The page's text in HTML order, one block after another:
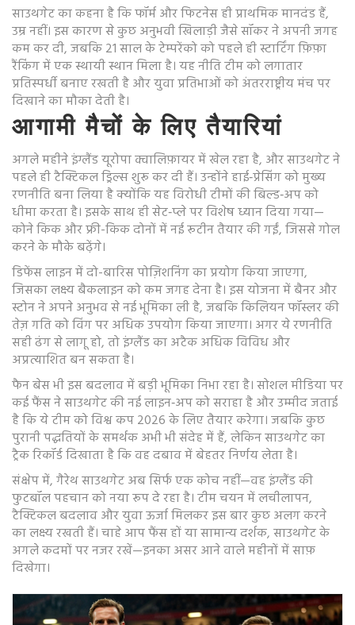
साउथगेट का कहना है कि फॉर्म और फिटनेस ही प्राथमिक मानदंड हैं,
उम्र नहीं। इस कारण से कुछ अनुभवी खिलाड़ी जैसे सॉकर ने अपनी जगह
कम कर दी, जबकि 21 साल के टेम्परेंको को पहले ही स्टार्टिंग फ़िफ़ा
रैंकिंग में एक स्थायी स्थान मिला है। यह नीति टीम को लगातार
प्रतिस्पर्धी बनाए रखती है और युवा प्रतिभाओं को अंतरराष्ट्रीय मंच पर
दिखाने का मौका देती है।
आगामी मैचों के लिए तैयारियां
अगले महीने इंग्लैंड यूरोपा क्वालिफ़ायर में खेल रहा है, और साउथगेट ने
पहले ही टैक्टिकल ड्रिल्स शुरू कर दी हैं। उन्होंने हाई‑प्रेसिंग को मुख्य
रणनीति बना लिया है क्योंकि यह विरोधी टीमों की बिल्ड‑अप को
धीमा करता है। इसके साथ ही सेट‑प्ले पर विशेष ध्यान दिया गया—
कोने किक और फ्री-किक दोनों में नई रूटीन तैयार की गईं, जिससे गोल
करने के मौके बढ़ेंगे।
डिफेंस लाइन में दो-बारिस पोज़िशनिंग का प्रयोग किया जाएगा,
जिसका लक्ष्य बैकलाइन को कम जगह देना है। इस योजना में बैनर और
स्टोन ने अपने अनुभव से नई भूमिका ली है, जबकि किलियन फॉस्लर की
तेज़ गति को विंग पर अधिक उपयोग किया जाएगा। अगर ये रणनीति
सही ढंग से लागू हो, तो इंग्लैंड का अटैक अधिक विविध और
अप्रत्याशित बन सकता है।
फैन बेस भी इस बदलाव में बड़ी भूमिका निभा रहा है। सोशल मीडिया पर
कई फैंस ने साउथगेट की नई लाइन‑अप को सराहा है और उम्मीद जताई
है कि ये टीम को विश्व कप 2026 के लिए तैयार करेगा। जबकि कुछ
पुरानी पद्धतियों के समर्थक अभी भी संदेह में हैं, लेकिन साउथगेट का
ट्रैक रिकॉर्ड दिखाता है कि वह दबाव में बेहतर निर्णय लेता है।
संक्षेप में, गैरेथ साउथगेट अब सिर्फ एक कोच नहीं—वह इंग्लैंड की
फुटबॉल पहचान को नया रूप दे रहा है। टीम चयन में लचीलापन,
टैक्टिकल बदलाव और युवा ऊर्जा मिलकर इस बार कुछ अलग करने
का लक्ष्य रखती हैं। चाहे आप फैंस हों या सामान्य दर्शक, साउथगेट के
अगले कदमों पर नजर रखें—इनका असर आने वाले महीनों में साफ़
दिखेगा।